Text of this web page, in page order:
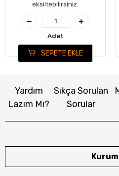
eksiltebilirsiniz.
Adet
SEPETE EKLE
Yardım
Lazım Mı?
Sıkça Sorulan
Sorular